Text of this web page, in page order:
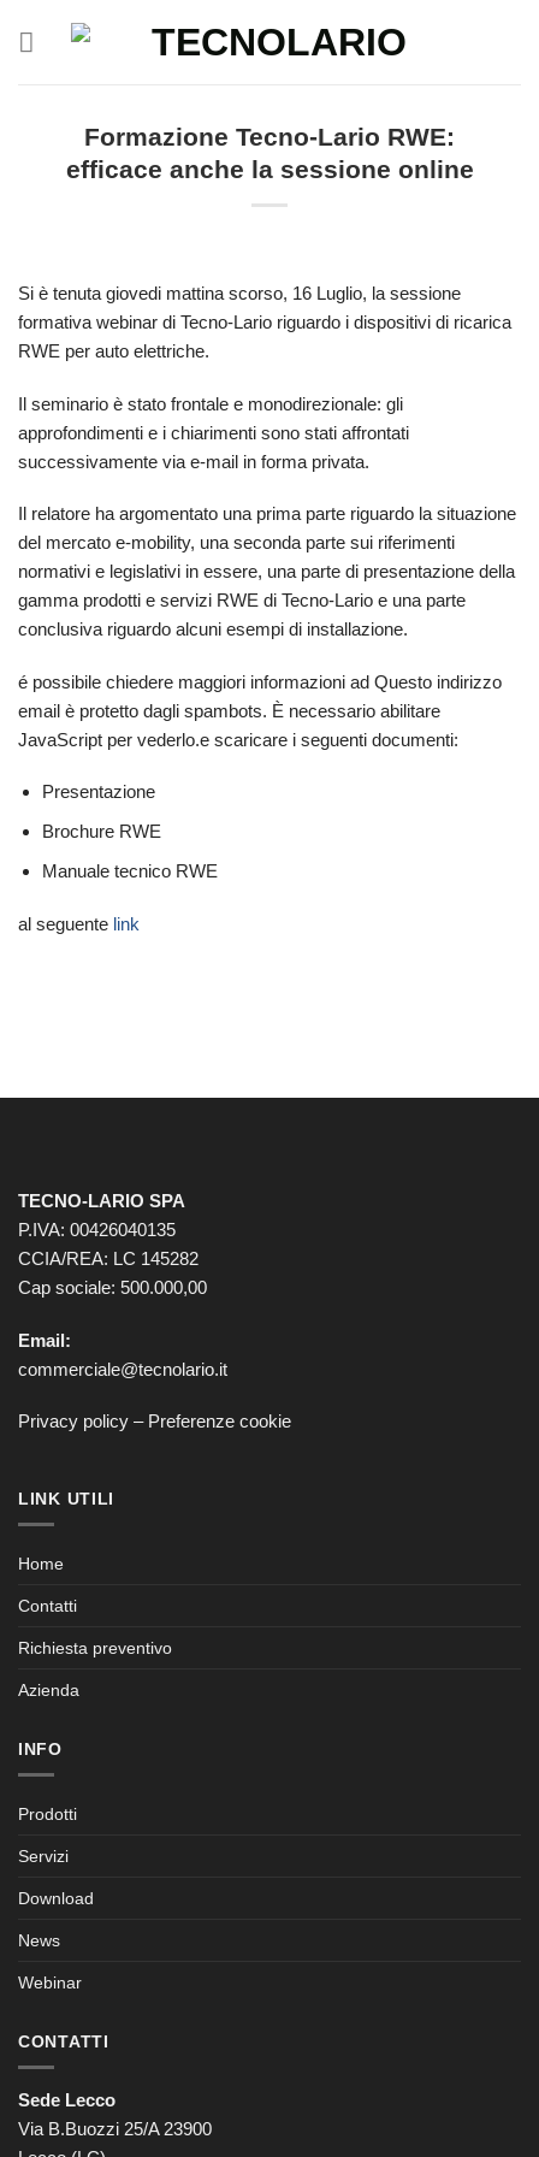
Formazione Tecno-Lario RWE:
efficace anche la sessione online
Si è tenuta giovedi mattina scorso, 16 Luglio, la sessione
formativa webinar di Tecno-Lario riguardo i dispositivi di ricarica
RWE per auto elettriche.
Il seminario è stato frontale e monodirezionale: gli
approfondimenti e i chiarimenti sono stati affrontati
successivamente via e-mail in forma privata.
Il relatore ha argomentato una prima parte riguardo la situazione
del mercato e-mobility, una seconda parte sui riferimenti
normativi e legislativi in essere, una parte di presentazione della
gamma prodotti e servizi RWE di Tecno-Lario e una parte
conclusiva riguardo alcuni esempi di installazione.
é possibile chiedere maggiori informazioni ad Questo indirizzo
email è protetto dagli spambots. È necessario abilitare
JavaScript per vederlo.e scaricare i seguenti documenti:
Presentazione
Brochure RWE
Manuale tecnico RWE
al seguente link
TECNO-LARIO SPA
P.IVA: 00426040135
CCIA/REA: LC 145282
Cap sociale: 500.000,00
Email:
commerciale@tecnolario.it
Privacy policy – Preferenze cookie
LINK UTILI
Home
Contatti
Richiesta preventivo
Azienda
INFO
Prodotti
Servizi
Download
News
Webinar
CONTATTI
Sede Lecco
Via B.Buozzi 25/A 23900